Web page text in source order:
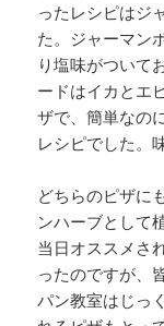
ったレシピはジ
た。ジャーマン
り塩味がついて
ードはイカとエ
ザで、簡単なの
レシピでした。
どちらのピザに
ンハーブとして
当日オススメさ
ったのですが、
パン教室はじっ